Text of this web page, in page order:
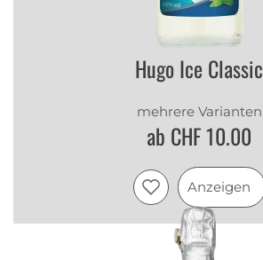
Hugo Ice Classic
mehrere Varianten
ab CHF 10.00
Anzeigen